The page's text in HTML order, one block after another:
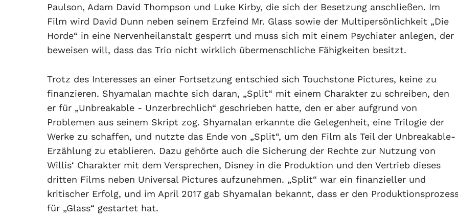
Paulson, Adam David Thompson und Luke Kirby, die sich der Besetzung anschließen. Im
Film wird David Dunn neben seinem Erzfeind Mr. Glass sowie der Multipersönlichkeit „Die
Horde“ in eine Nervenheilanstalt gesperrt und muss sich mit einem Psychiater anlegen, der
beweisen will, dass das Trio nicht wirklich übermenschliche Fähigkeiten besitzt.
Trotz des Interesses an einer Fortsetzung entschied sich Touchstone Pictures, keine zu
finanzieren. Shyamalan machte sich daran, „Split“ mit einem Charakter zu schreiben, den
er für „Unbreakable - Unzerbrechlich“ geschrieben hatte, den er aber aufgrund von
Problemen aus seinem Skript zog. Shyamalan erkannte die Gelegenheit, eine Trilogie der
Werke zu schaffen, und nutzte das Ende von „Split“, um den Film als Teil der Unbreakable-
Erzählung zu etablieren. Dazu gehörte auch die Sicherung der Rechte zur Nutzung von
Willis‘ Charakter mit dem Versprechen, Disney in die Produktion und den Vertrieb dieses
dritten Films neben Universal Pictures aufzunehmen. „Split“ war ein finanzieller und
kritischer Erfolg, und im April 2017 gab Shyamalan bekannt, dass er den
für „Glass“ gestartet hat.